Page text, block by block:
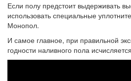
Если полу предстоит выдерживать
использовать специальные
Монопол.
И самое главное, при правильной
годности наливного пола